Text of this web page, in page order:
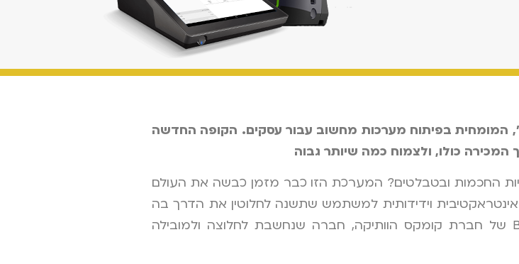
בפיתוח מערכות מחשוב עבור עסקים. הקופה החדשה
המכירה כולו, ולצמוח כמה שיותר גבוה
החכמות ובטבלטים? המערכת הזו כבר מזמן כבשה את העולם
וידידותית למשתמש שתשנה לחלוטין את הדרך בה
אתם עושים עסקים. זה הזמן להכיר את קופת האנדרואיד החדשה BinaPos של חברת קומקס הוותיקה, חברה שנחשבת לחלוצה ולמובילה